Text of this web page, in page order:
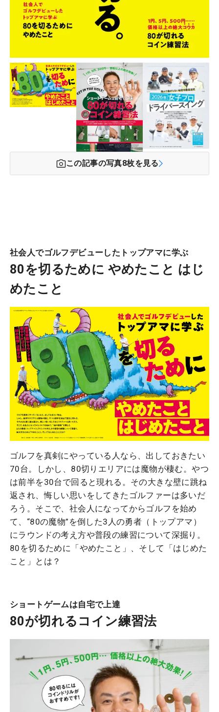
この記事の写真8枚を見る
社会人でゴルフデビューしたトップアマに学ぶ
80を切るために やめたこと はじ
めたこと
ゴルフを真剣にやっている人なら、出しておきたい
70台。しかし、80切りエリアには魔物が棲む。やつ
は前半を30台で回ると現れる。その大きな壁に跳ね
返され、悔しい思いをしてきたゴルファーは多いだ
ろう。そこで、社会人になってからゴルフを始め
て、“80の魔物”を倒した3人の勇者（トップアマ）
にラウンドの考え方や普段の練習について深掘り。
80を切るために「やめたこと」、そして「はじめた
こと」とは？
ショートゲームは自宅で上達
80が切れるコイン練習法